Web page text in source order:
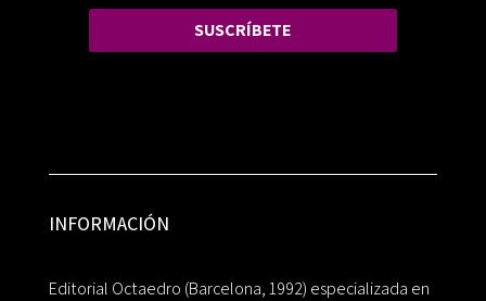
SUSCRÍBETE
INFORMACIÓN
Editorial Octaedro (Barcelona, 1992) especializada en